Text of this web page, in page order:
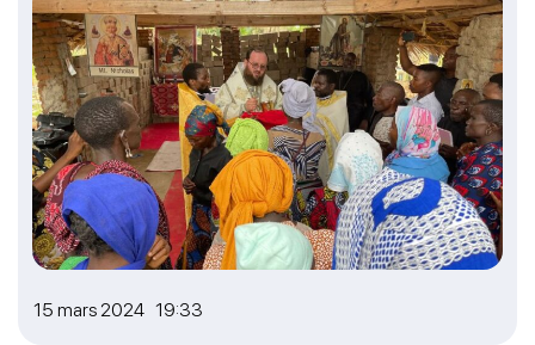
15 mars 2024 19:33